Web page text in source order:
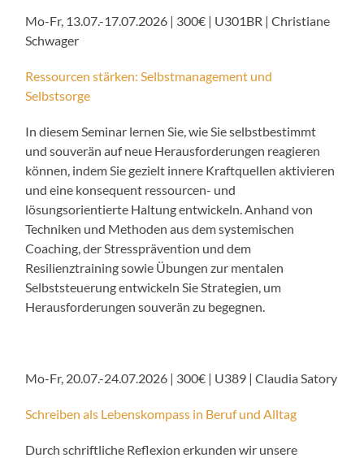
Mo-Fr, 13.07.-17.07.2026 | 300€ | U301BR | Christiane
Schwager
Ressourcen stärken: Selbstmanagement und
Selbstsorge
In diesem Seminar lernen Sie, wie Sie selbstbestimmt
und souverän auf neue Herausforderungen reagieren
können, indem Sie gezielt innere Kraftquellen aktivieren
und eine konsequent ressourcen- und
lösungsorientierte Haltung entwickeln. Anhand von
Techniken und Methoden aus dem systemischen
Coaching, der Stressprävention und dem
Resilienztraining sowie Übungen zur mentalen
Selbststeuerung entwickeln Sie Strategien, um
Herausforderungen souverän zu begegnen.
Mo-Fr, 20.07.-24.07.2026 | 300€ | U389 | Claudia Satory
Schreiben als Lebenskompass in Beruf und Alltag
Durch schriftliche Reflexion erkunden wir unsere